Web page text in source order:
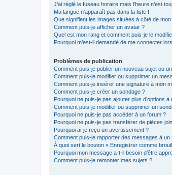
J’ai réglé le fuseau horaire mais l’heure n’est
Ma langue n’apparaît pas dans la liste !
Que signifient les images situées à côté de mon
Comment puis-je afficher un avatar ?
Quel est mon rang et comment puis-je le
Pourquoi m’est-il demandé de me connecter
Problèmes de publication
Comment puis-je publier un nouveau sujet ou
Comment puis-je modifier ou supprimer un
Comment puis-je insérer une signature à mon
Comment puis-je créer un sondage ?
Pourquoi ne puis-je pas ajouter plus d’options à
Comment puis-je modifier ou supprimer un
Pourquoi ne puis-je pas accéder à un forum ?
Pourquoi ne puis-je pas transférer de pièces
Pourquoi ai-je reçu un avertissement ?
Comment puis-je rapporter des messages à un
À quoi sert le bouton « Enregistrer comme
Pourquoi mon message a-t-il besoin d’être
Comment puis-je remonter mes sujets ?